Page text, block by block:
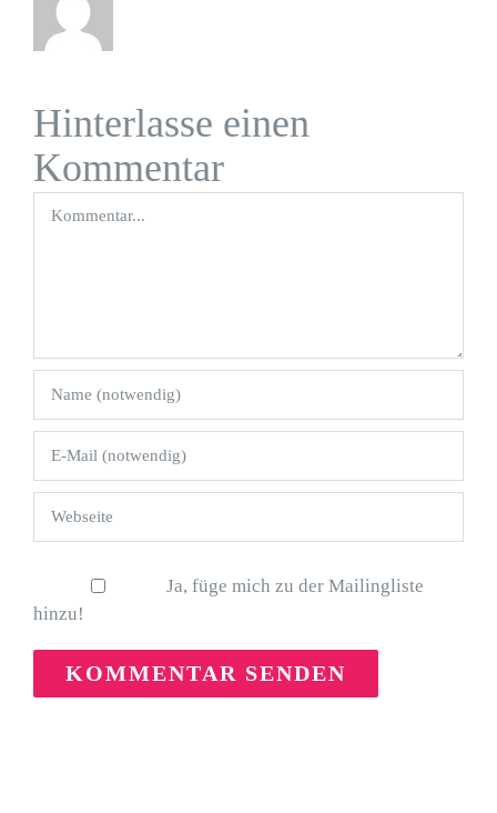
Hinterlasse einen
Kommentar
Ja, füge mich zu der Mailingliste
hinzu!